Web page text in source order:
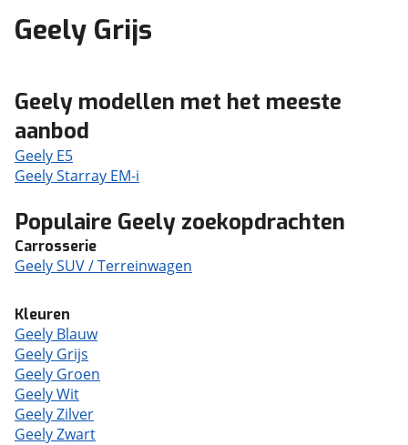
Geely Grijs
Geely modellen met het meeste
aanbod
Geely E5
Geely Starray EM-i
Populaire Geely zoekopdrachten
Carrosserie
Geely SUV / Terreinwagen
Kleuren
Geely Blauw
Geely Grijs
Geely Groen
Geely Wit
Geely Zilver
Geely Zwart